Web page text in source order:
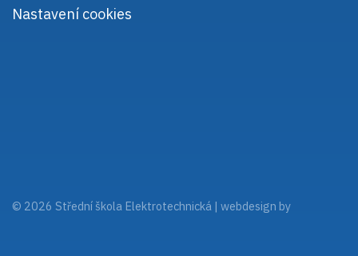
Nastavení cookies
© 2026 Střední škola Elektrotechnická | webdesign by